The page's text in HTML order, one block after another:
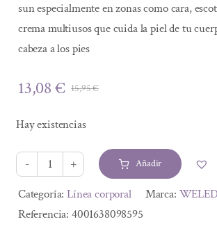
sun especialmente en zonas como cara,
crema multiusos que cuida la piel de tu
cabeza a los pies
15,95€El
era:
15,95 €.
13,08€
El
es:
13,08 €.
Hay existencias
SKIN
FOOD
BIO
Añadir
Alternative:
Categoría:Línea corporal Marca:
Referencia: 4001638098595